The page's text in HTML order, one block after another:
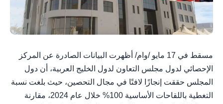
مسقط في 17 مايو /وام/ أظهرت البيانات الصادرة عن المركز
الإحصائي لدول مجلس التعاون لدول الخليج العربية، أن دول
المجلس حققت إنجازًا لافتًا في مجال التحصين، حيث بلغت نسبة
التغطية باللقاحات الأساسية 100% خلال عام 2024، مقارنة